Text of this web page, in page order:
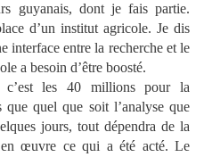
guyanais, dont je fais partie.
d’un institut agricole. Je dis
interface entre la recherche et le
a besoin d’être boosté.
les 40 millions pour la
quel que soit l’analyse que
jours, tout dépendra de la
œuvre ce qui a été acté. Le